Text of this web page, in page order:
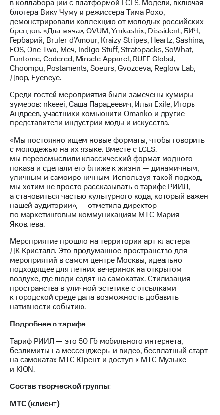
Корпоративное
управление
Корпоративный
секретарь
Раскрытие
информации
Информация
акционерам
Документы
ПАО
"МТС"
Собрания
акционеров
Личный
кабинет
акционера
Акционерный
капитал
Контроль
и
аудит
Рынок
акций
Описание
Программа
приобретения
Порядок
выкупа
акций
Дивиденды
Рынок
Еврооблигации-2023
Уведомление
о
облигаций
Другое
в коллаборации с платформой LCLS. Модели, включая
блогера Вику Чуму и режиссера Тима Рохо,
демонстрировали коллекцию от молодых российских
брендов: «Два мяча», OVUM, Ymkashix, Dissident, БИЧ,
Гербарий, Bruler d’Amour, Kraizy Stripes, Heartz, Sashina,
FOS, One Two, Меч, Indigo Stuff, Stratopacks, SoWhat,
Funtome, Codered, Miracle Apparel, RUFF Global,
Choompu, Postaments, Soeurs, Gvozdeva, Reglow Lab,
Двор, Eyeneye.
Среди гостей мероприятия были замечены кумиры
зумеров: nkeeei, Саша Парадеевич, Илья Exile, Игорь
Андреев, участники комьюнити Omanko и другие
представители индустрии моды и искусства.
«Мы постоянно ищем новые форматы, чтобы говорить
с молодежью на их языке. Вместе с LCLS.
мы переосмыслили классический формат модного
показа и сделали его ближе к жизни — динамичным,
уличным и самоироничным. Используя такой подход,
мы хотим не просто рассказывать о тарифе РИИЛ,
а становиться частью культурного кода, который важен
нашей аудитории», — отметила директор
по маркетинговым коммуникациям МТС Мария
Яковлева.
Мероприятие прошло на территории арт кластера
ДК Кристалл. Это продуманное пространство для
мероприятий в самом центре Москвы, идеально
подходящее для летних вечеринок на открытом
воздухе, где люди ездят на самокатах. Стилизация
пространства в уличной эстетике с отсылками
к городской среде дала возможность добавить
нативности событию.
Подробнее о тарифе
Тариф РИИЛ — это 50 Гб мобильного интернета,
безлимиты на мессенджеры и видео, бесплатный старт
на самокатах МТС Юрент и доступ к МТС Музыке
и KION.
Состав творческой группы:
МТС (клиент)